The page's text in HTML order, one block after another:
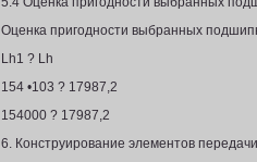
Оценка пригодности выбранных
Lh1 ? Lh
154 •103 ? 17987,2
154000 ? 17987,2
6. Конструирование элементов передачи